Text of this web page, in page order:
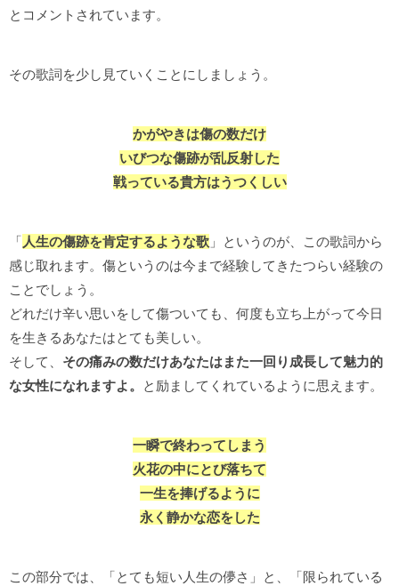
とコメントされています。
その歌詞を少し見ていくことにしましょう。
かがやきは傷の数だけ
いびつな傷跡が乱反射した
戦っている貴方はうつくしい
「 人生の傷跡を肯定するような歌 」というのが、この歌詞から
感じ取れます。傷というのは今まで経験してきたつらい経験の
ことでしょう。
どれだけ辛い思いをして傷ついても、何度も立ち上がって今日
を生きるあなたはとても美しい。
そして、 その痛みの数だけあなたはまた一回り成長して魅力的
な女性になれますよ。
と励ましてくれているように思えます。
一瞬で終わってしまう
火花の中にとび落ちて
一生を捧げるように
永く静かな恋をした
この部分では、「とても短い人生の儚さ」と、「限られている